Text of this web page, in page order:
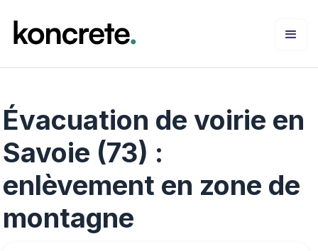
Évacuation de voirie en
Savoie (73) :
enlèvement en zone de
montagne